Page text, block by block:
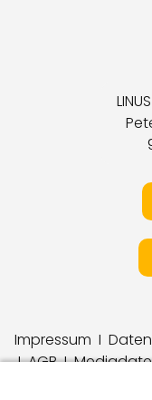
Impressum I
IAGBI